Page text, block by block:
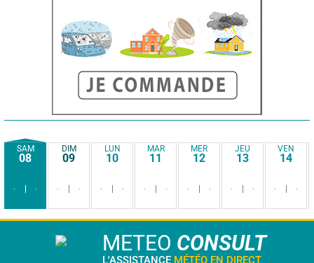
SAM
08
- -
DIM
09
- -
LUN
10
- -
MAR
11
- -
MER
12
- -
JEU
13
- -
VEN
14
- -
METEO CONSULT
L'ASSISTANCE MÉTÉO EN DIRECT